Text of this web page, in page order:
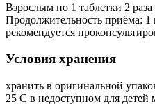
Взрослым по 1 таблетки 2
Продолжительность приёма:
рекомендуется
Условия хранения
хранить в оригинальной
25 С в недоступном для детей